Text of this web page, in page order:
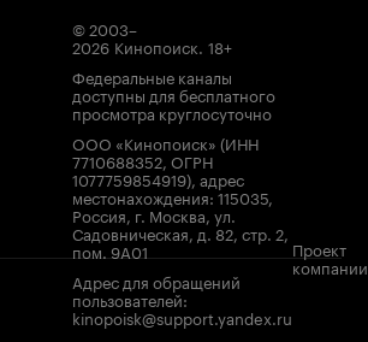
© 2003–
2026 Кинопоиск. 18+
Федеральные каналы
доступны для бесплатного
просмотра круглосуточно
ООО «Кинопоиск» (ИНН
7710688352, ОГРН
1077759854919), адрес
местонахождения: 115035,
Россия, г. Москва, ул.
Садовническая, д. 82, стр. 2,
пом. 9А01
Адрес для обращений
пользователей:
kinopoisk@support.yandex.ru
Проект
компании